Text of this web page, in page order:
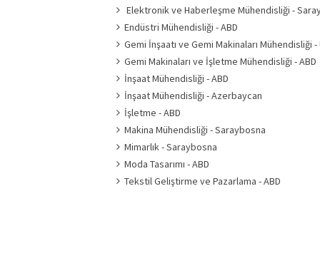
Elektronik ve Haberleşme Mühendisliği -
Endüstri Mühendisliği - ABD
Gemi İnşaatı ve Gemi Makinaları Mühendisliği -
Gemi Makinaları ve İşletme Mühendisliği - ABD
İnşaat Mühendisliği - ABD
İnşaat Mühendisliği - Azerbaycan
İşletme - ABD
Makina Mühendisliği - Saraybosna
Mimarlık - Saraybosna
Moda Tasarımı - ABD
Tekstil Geliştirme ve Pazarlama - ABD